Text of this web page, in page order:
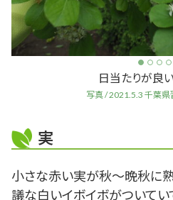
日当たりが良
写真 / 2021.5.3 千葉
実
小さな赤い実が秋～晩秋に
議な白いイボイボがついてい